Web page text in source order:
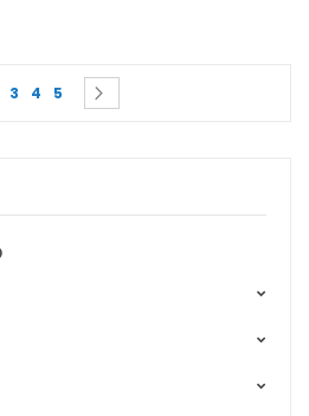
currently reading page
Page
3 Page
4 Page
5 Page